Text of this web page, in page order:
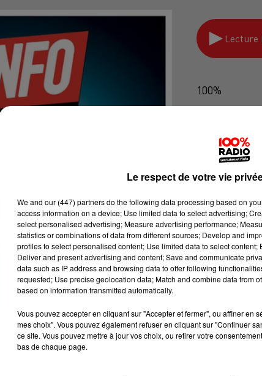
Lecture
100%
Le respect de votre vie
We and our (447) partnersdo the following data processing based on
access information on a device; Use limited data to select advertising;
select personalised advertising; Measure advertising performance;
statistics or combinations of data from different sources; Develop and
profiles to select personalised content; Use limited data to select
Deliver and present advertising and content; Save and communicate
data such as IP address and browsing data to offer following
requested; Use precise geolocation data; Match and combine data from
based on information transmitted automatically.
Vous pouvez accepter en cliquant sur "Accepter et fermer", ou affiner en
mes choix". Vous pouvez également refuser en cliquant sur "Continuer
ce site. Vous pouvez mettre à jour vos choix, ou retirer votre
bas de chaque page.